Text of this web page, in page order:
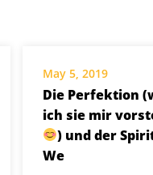
May 5, 2019
Die Perfektion
ich sie mir
) und der
We